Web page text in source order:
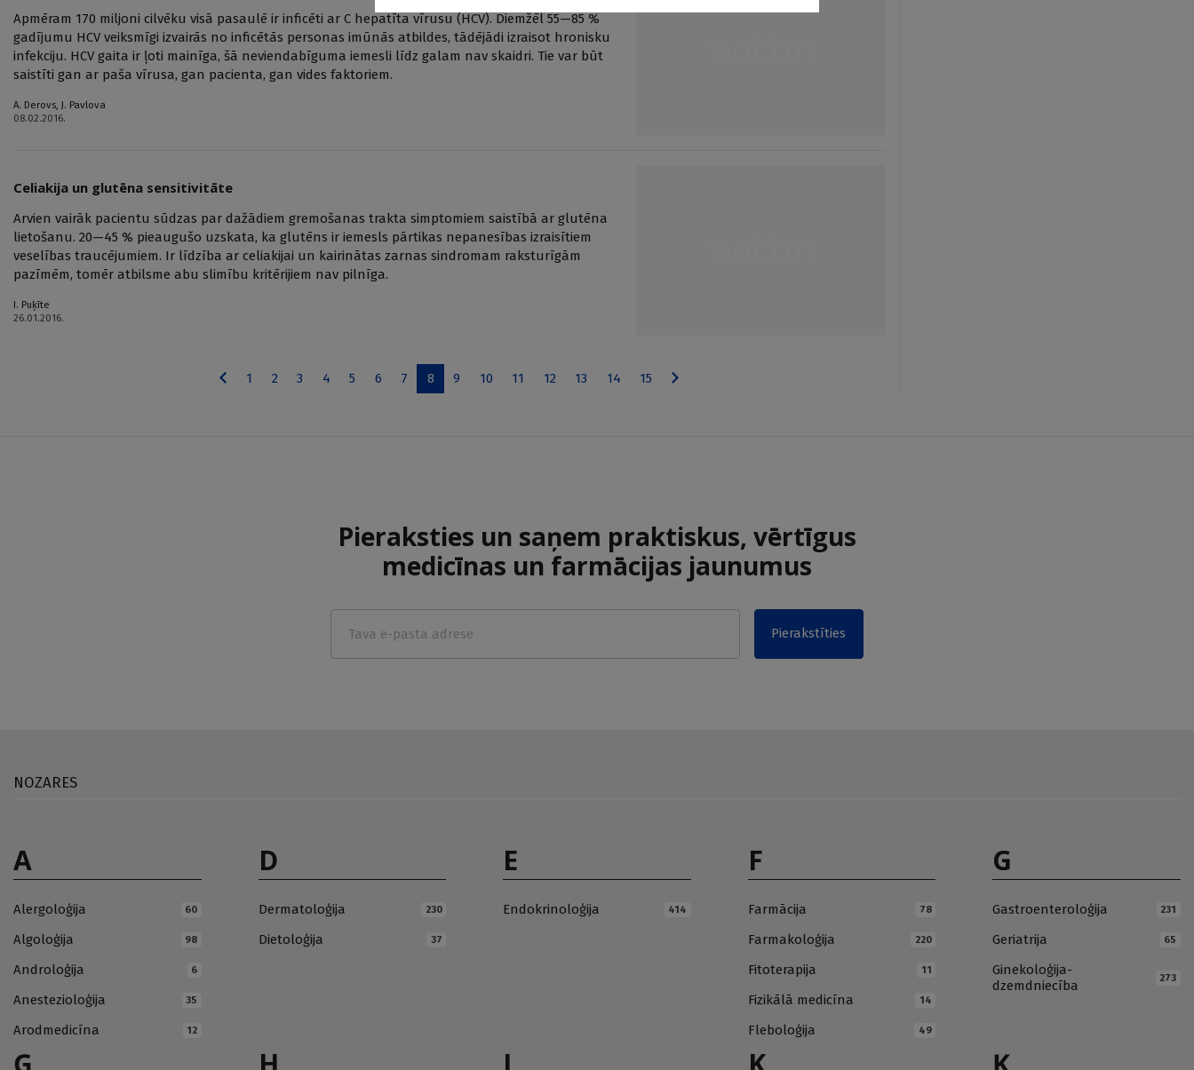
Apmēram 170 miljoni cilvēku visā pasaulē ir inficēti ar C hepatīta vīrusu (HCV). Diemžēl 55—85 %
gadījumu HCV veiksmīgi izvairās no inficētās personas imūnās atbildes, tādējādi izraisot hronisku
infekciju. HCV gaita ir ļoti mainīga, šā neviendabīguma iemesli līdz galam nav skaidri. Tie var būt
saistīti gan ar paša vīrusa, gan pacienta, gan vides faktoriem.
A. Derovs J. Pavlova
08.02.2016.
Celiakija un glutēna sensitivitāte
Arvien vairāk pacientu sūdzas par dažādiem gremošanas trakta simptomiem saistībā ar glutēna
lietošanu. 20—45 % pieaugušo uzskata, ka glutēns ir iemesls pārtikas nepanesības izraisītiem
veselības traucējumiem. Ir līdzība ar celiakijai un kairinātas zarnas sindromam raksturīgām
pazīmēm, tomēr atbilsme abu slimību kritērijiem nav pilnīga.
I. Puķīte
26.01.2016.
1 2 3 4 5 6 7 8 9 10 11 12 13 14 15
Pieraksties un saņem praktiskus, vērtīgus
medicīnas un farmācijas jaunumus
Pierakstīties
NOZARES
A
Alergoloģija 60
Algoloģija 98
Androloģija 6
Anestezioloģija 35
Arodmedicīna 12
D
Dermatoloģija 230
Dietoloģija 37
E
Endokrinoloģija 414
F
Farmācija 78
Farmakoloģija 220
Fitoterapija 11
Fizikālā medicīna 14
Fleboloģija 49
G
Gastroenteroloģija 231
Geriatrija 65
Ginekoloģija-
dzemdniecība
273